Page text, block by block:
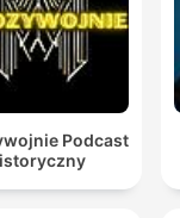
Podcast